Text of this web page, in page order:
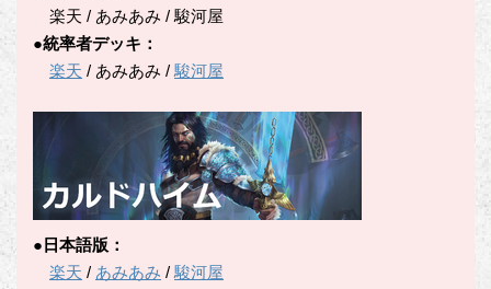
楽天 / あみあみ / 駿河屋
●統率者デッキ：
楽天 / あみあみ /駿河屋
●日本語版：
楽天 / あみあみ /駿河屋